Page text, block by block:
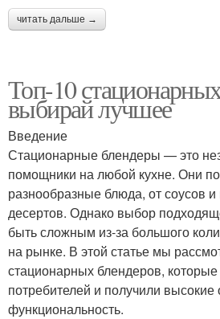
читать дальше →
Топ-10
выбирай лучшее
Введение
Стационарные блендеры — это
помощники на любой кухне. Они
разнообразные блюда, от соусов и
десертов. Однако выбор
быть сложным из-за большого
на рынке. В этой статье мы
стационарных блендеров,
потребителей и получили высокие
функциональность.